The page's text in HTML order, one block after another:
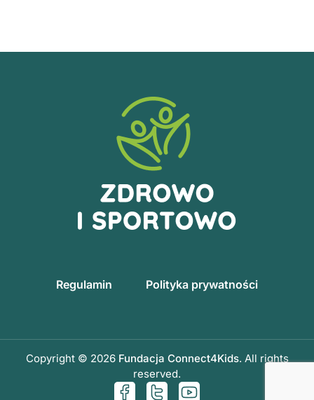
Regulamin Polityka prywatności
Copyright © 2026 Fundacja Connect4Kids. All rights
reserved.